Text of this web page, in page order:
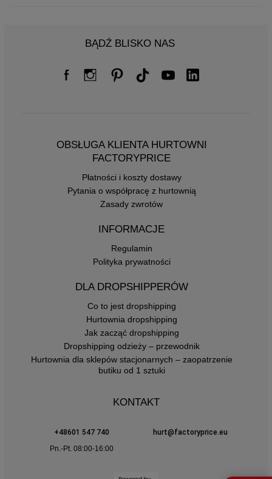
BĄDŹ BLISKO NAS
OBSŁUGA KLIENTA HURTOWNI
FACTORYPRICE
Płatności i koszty dostawy
Pytania o współpracę z hurtownią
Zasady zwrotów
INFORMACJE
Regulamin
Polityka prywatności
DLA DROPSHIPPERÓW
Co to jest dropshipping
Hurtownia dropshipping
Jak zacząć dropshipping
Dropshipping odzieży – przewodnik
Hurtownia dla sklepów stacjonarnych – zaopatrzenie
butiku od 1 sztuki
KONTAKT
+48601 547 740
hurt@factoryprice.eu
Pn.-Pt. 08:00-16:00